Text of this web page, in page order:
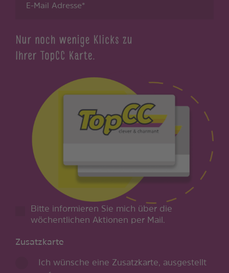
Bitte informieren Sie mich über die
wöchentlichen Aktionen per Mail.
Zusatzkarte
Ich wünsche eine Zusatzkarte, ausgestellt